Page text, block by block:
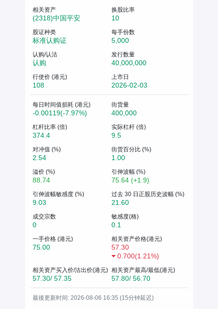
相关资产
(2318)中国平安
换股比率
10
股证种类
标准认购证
每手份数
5,000
认购/认沽
认购
发行数量
40,000,000
行使价 (港元)
108
上市日
2026-02-03
每日时间值损耗 (港元)
-0.00119(-7.97%)
街货量
400,000
杠杆比率 (倍)
374.4
实际杠杆 (倍)
9.5
对冲值 (%)
2.54
街货百分比 (%)
1.00
溢价 (%)
88.74
引伸波幅 (%)
75.64 (+1.9)
引伸波幅敏感度 (%)
9.03
过去 30 日正股历史波幅 (%)
21.60
成交宗数
0
敏感度(格)
0.1
一手价格 (港元)
75.00
相关资产价格(港元)
57.30
0.700(1.21%)
相关资产买入价/沽出价(港元)
57.30/ 57.35
相关资产最高/最低(港元)
57.80/ 56.70
最後更新时间: 2026-08-06 16:35 (15分钟延迟)